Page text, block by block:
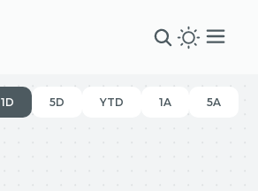
1D 5D YTD 1A 5A